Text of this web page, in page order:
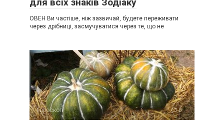
для всіх знаків Зодіаку
ОВЕН Ви частіше, ніж зазвичай, будете переживати
через дрібниці, засмучуватися через те, що не
Гороскоп 0